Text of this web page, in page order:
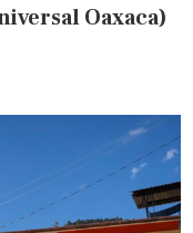
Oaxaca)